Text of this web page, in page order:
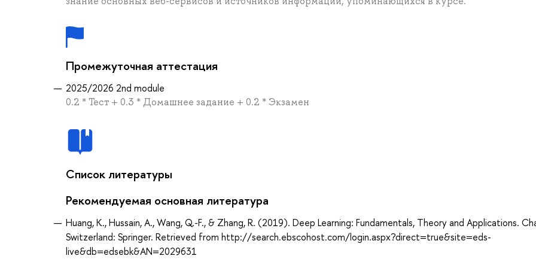
Промежуточная аттестация
2025/2026 2nd module
0.2 * Тест + 0.3 * Домашнее задание + 0.2 * Экзамен
Список литературы
Рекомендуемая основная литература
Huang, K., Hussain, A., Wang, Q.-F., & Zhang, R. (2019). Deep Learning: Fundamentals, Theory and Applications.
Switzerland: Springer. Retrieved from http://search.ebscohost.com/login.aspx?direct=true&site=eds-
live&db=edsebk&AN=2029631